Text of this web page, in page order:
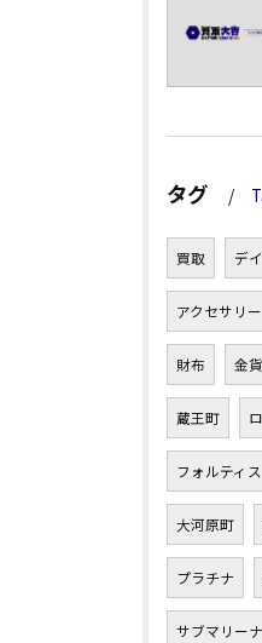
タグ
買取 デ
アクセサリー
財布 金貨
蔵王町
フォルティス
大河原町
プラチナ
サブマリーナ